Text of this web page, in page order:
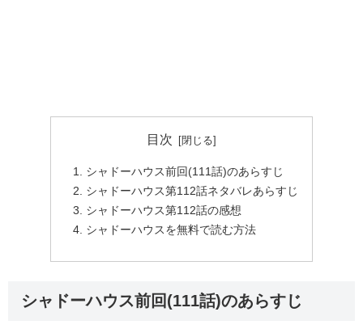
目次
シャドーハウス前回(111話)のあらすじ
シャドーハウス第112話ネタバレあらすじ
シャドーハウス第112話の感想
シャドーハウスを無料で読む方法
シャドーハウス前回(111話)のあらすじ